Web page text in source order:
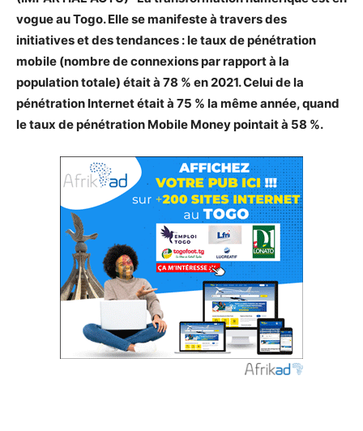
vogue au Togo. Elle se manifeste à travers des
initiatives et des tendances : le taux de pénétration
mobile (nombre de connexions par rapport à la
population totale) était à 78 % en 2021. Celui de la
pénétration Internet était à 75 % la même année, quand
le taux de pénétration Mobile Money pointait à 58 %.